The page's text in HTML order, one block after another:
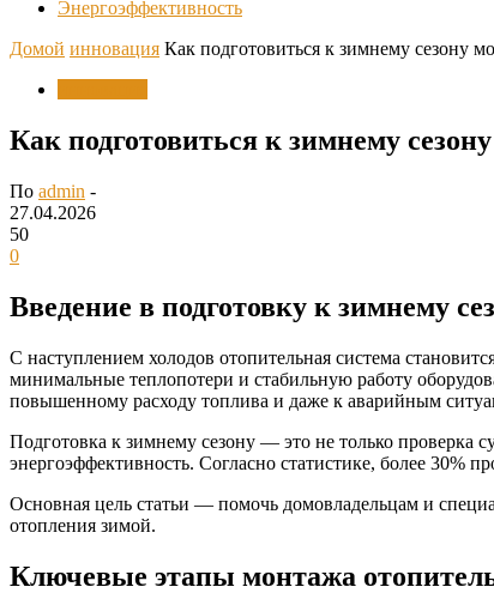
Энергоэффективность
Домой инновация Как подготовиться к зимнему сезону
Как подготовиться к зимнему
По admin -
27.04.2026
50
0
Введение в подготовку к зимнему
С наступлением холодов отопительная система
минимальные теплопотери и стабильную работу
повышенному расходу топлива и даже к аварийным
Подготовка к зимнему сезону — это не только проверка
энергоэффективность. Согласно статистике, более 30%
Основная цель статьи — помочь домовладельцам и
отопления зимой.
Ключевые этапы монтажа